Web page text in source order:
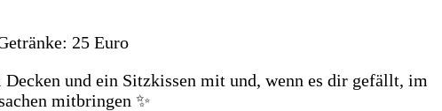
25 Euro
und ein Sitzkissen mit und, wenn es dir gefällt, im
mitbringen ✨